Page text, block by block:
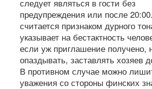
следует являться в гости без
предупреждения или после
считается признаком дурного
указывает на бестактность
если уж приглашение получено,
опаздывать, заставлять хозяев
В противном случае можно
уважения со стороны финских